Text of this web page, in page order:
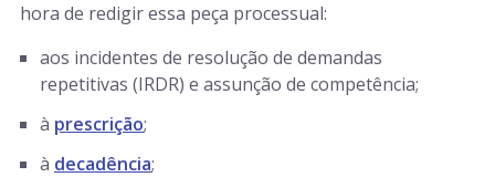
hora de redigir essa peça processual:
aos incidentes de resolução de demandas
repetitivas (IRDR) e assunção de competência;
à prescrição;
à decadência;